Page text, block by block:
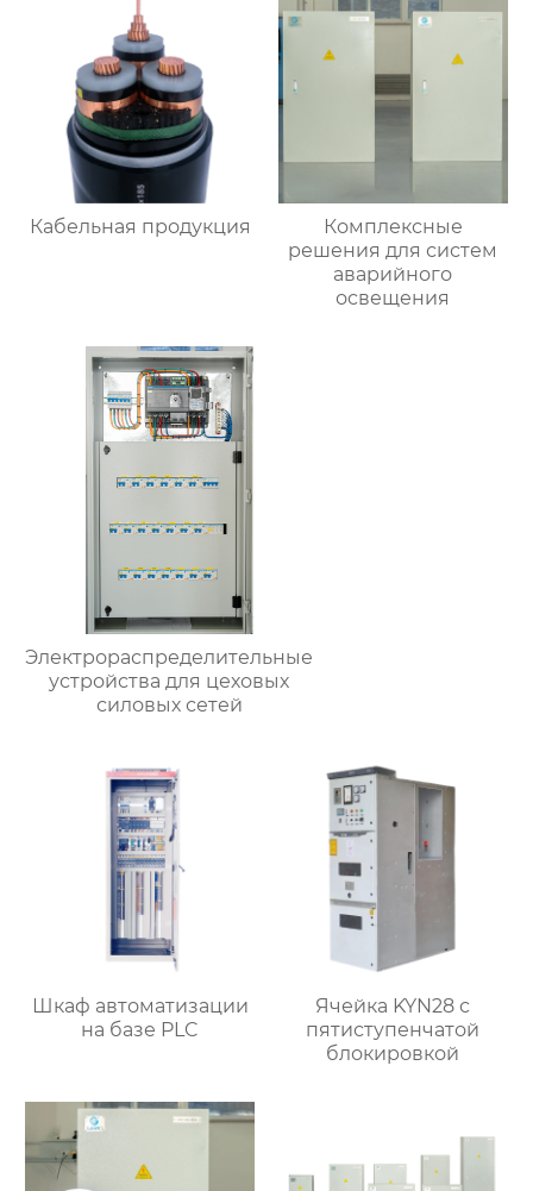
Кабельная продукция
Комплексные
решения для систем
аварийного
освещения
Электрораспределительные
устройства для цеховых
силовых сетей
Шкаф автоматизации
на базе PLC
Ячейка KYN28 с
пятиступенчатой
блокировкой